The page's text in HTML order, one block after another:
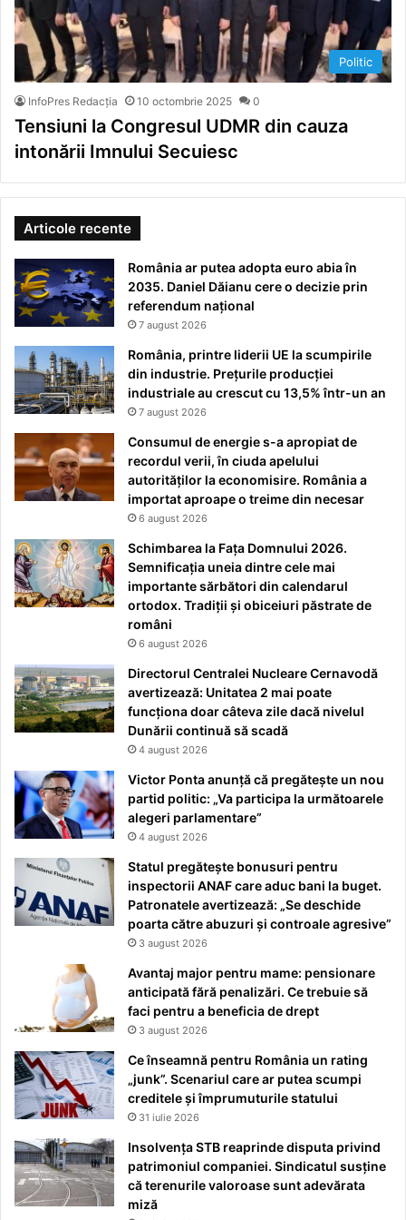
Politic
InfoPres Redacția 10 octombrie 2025 0
Tensiuni la Congresul UDMR din cauza
intonării Imnului Secuiesc
Articole recente
România ar putea adopta euro abia în
2035. Daniel Dăianu cere o decizie prin
referendum național
7 august 2026
România, printre liderii UE la scumpirile
din industrie. Prețurile producției
industriale au crescut cu 13,5% într-un an
7 august 2026
Consumul de energie s-a apropiat de
recordul verii, în ciuda apelului
autorităților la economisire. România a
importat aproape o treime din necesar
6 august 2026
Schimbarea la Fața Domnului 2026.
Semnificația uneia dintre cele mai
importante sărbători din calendarul
ortodox. Tradiții și obiceiuri păstrate de
români
6 august 2026
Directorul Centralei Nucleare Cernavodă
avertizează: Unitatea 2 mai poate
funcționa doar câteva zile dacă nivelul
Dunării continuă să scadă
4 august 2026
Victor Ponta anunță că pregătește un nou
partid politic: „Va participa la următoarele
alegeri parlamentare”
4 august 2026
Statul pregătește bonusuri pentru
inspectorii ANAF care aduc bani la buget.
Patronatele avertizează: „Se deschide
poarta către abuzuri și controale agresive”
3 august 2026
Avantaj major pentru mame: pensionare
anticipată fără penalizări. Ce trebuie să
faci pentru a beneficia de drept
3 august 2026
Ce înseamnă pentru România un rating
„junk”. Scenariul care ar putea scumpi
creditele și împrumuturile statului
31 iulie 2026
Insolvența STB reaprinde disputa privind
patrimoniul companiei. Sindicatul susține
că terenurile valoroase sunt adevărata
miză